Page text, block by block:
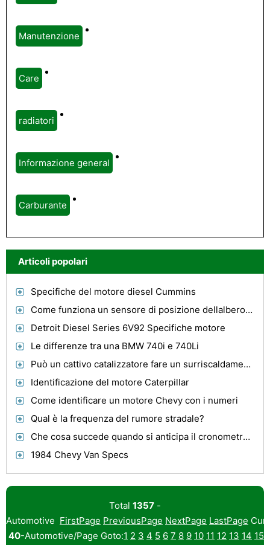
Manutenzione
Care
radiatori
Informazione general
Carburante
Articoli popolari
Specifiche del motore diesel Cummins
Come funziona un sensore di posizione dellalbero motore?
Detroit Diesel Series 6V92 Specifiche motore
Le differenze tra una BMW 740i e 740Li
Può un cattivo catalizzatore fare un surriscaldamento dellautomobile?
Identificazione del motore Caterpillar
Come identificare un motore Chevy con i numeri
Qual è la frequenza del rumore stradale?
Che cosa succede quando si anticipa il cronometraggio degli alberi a camme?
1984 Chevy Van Specs
Total 1357 -
Automotive FirstPage PreviousPage NextPage LastPage
40-Automotive/Page Goto:1 2 3 4 5 6 7 8 9 10 11 12 13 14 15